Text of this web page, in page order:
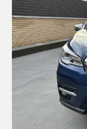
Привод
Полный
Задний